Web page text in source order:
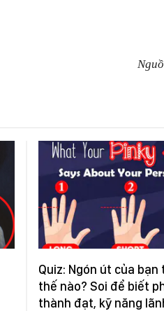
Quiz: Ngón út của
thế nào? Soi để biết
thành đạt, kỹ năng